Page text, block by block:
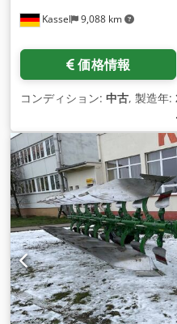
Kassel 9,088 km
価格情報
コンディション: 中古, 製造年: